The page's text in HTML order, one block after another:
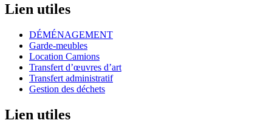
Lien utiles
DÉMÉNAGEMENT
Garde-meubles
Location Camions
Transfert d’œuvres d’art
Transfert administratif
Gestion des déchets
Lien utiles